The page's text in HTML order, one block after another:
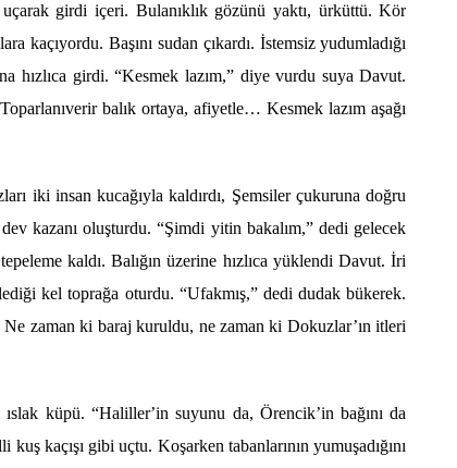
girdi içeri. Bulanıklık gözünü yaktı, ürküttü. Kör
kaçıyordu. Başını sudan çıkardı. İstemsiz yudumladığı
hızlıca girdi.“Kesmek lazım,” diye vurdu suya Davut.
balık ortaya, afiyetle… Kesmek lazım aşağı
iki insan kucağıyla kaldırdı, Şemsiler çukuruna doğru
kazanı oluşturdu. “Şimdi yitin bakalım,” dedi gelecek
kaldı. Balığın üzerine hızlıca yüklendi Davut. İri
kel toprağa oturdu. “Ufakmış,” dedi dudak bükerek.
Ne zaman ki baraj kuruldu, ne zaman ki Dokuzlar’ın itleri
ıslak küpü.“Haliller’in suyunu da, Örencik’in bağını da
kaçışı gibi uçtu. Koşarken tabanlarının yumuşadığını